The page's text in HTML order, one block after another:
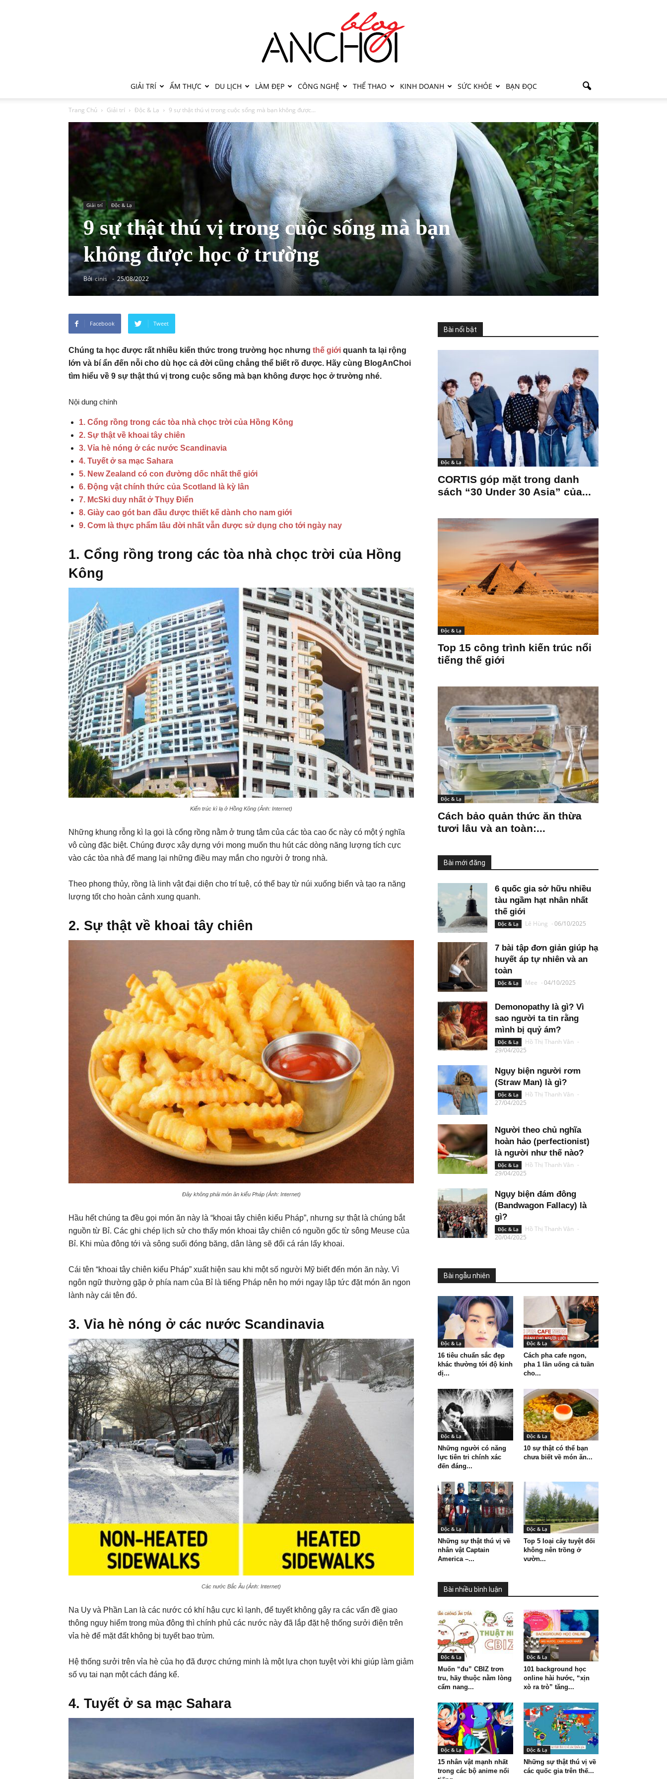
GIẢI TRÍ ẨM THỰC DU LỊCH LÀM ĐẸP CÔNG NGHỆ THỂ THAO KINH DOANH SỨC KHỎE BẠN ĐỌC
Trang Chủ Giải trí Độc & Lạ 9 sự thật thú vị trong cuộc sống mà bạn không được...
Giải trí Độc & Lạ
9 sự thật thú vị trong cuộc sống mà bạn
không được học ở trường
Bởicinis - 25/08/2022
Facebook Tweet
Chúng ta học được rất nhiều kiến ​​thức trong trường học nhưng thế giới quanh ta lại rộng
lớn và bí ẩn đến nỗi cho dù học cả đời cũng chẳng thể biết rõ được. Hãy cùng BlogAnChoi
tìm hiểu về 9 sự thật thú vị trong cuộc sống mà bạn không được học ở trường nhé.
Nội dung chính
1. Cổng rồng trong các tòa nhà chọc trời của Hồng Kông
2. Sự thật về khoai tây chiên
3. Vỉa hè nóng ở các nước Scandinavia
4. Tuyết ở sa mạc Sahara
5. New Zealand có con đường dốc nhất thế giới
6. Động vật chính thức của Scotland là kỳ lân
7. McSki duy nhất ở Thụy Điển
8. Giày cao gót ban đầu được thiết kế dành cho nam giới
9. Cơm là thực phẩm lâu đời nhất vẫn được sử dụng cho tới ngày nay
1. Cổng rồng trong các tòa nhà chọc trời của Hồng
Kông
Kiến trúc kì lạ ở Hồng Kông (Ảnh: Internet)
Những khung rỗng kì lạ gọi là cổng rồng nằm ở trung tâm của các tòa cao ốc này có một ý nghĩa
vô cùng đặc biệt. Chúng được xây dựng với mong muốn thu hút các dòng năng lượng tích cực
vào các tòa nhà để mang lại những điều may mắn cho người ở trong nhà.
Theo phong thủy, rồng là linh vật đại diện cho trí tuệ, có thể bay từ núi xuống biển và tạo ra năng
lượng tốt cho hoàn cảnh xung quanh.
2. Sự thật về khoai tây chiên
Đây không phải món ăn kiểu Pháp (Ảnh: Internet)
Hầu hết chúng ta đều gọi món ăn này là “khoai tây chiên kiểu Pháp”, nhưng sự thật là chúng bắt
nguồn từ Bỉ. Các ghi chép lịch sử cho thấy món khoai tây chiên có nguồn gốc từ sông Meuse của
Bỉ. Khi mùa đông tới và sông suối đóng băng, dân làng sẽ đổi cá rán lấy khoai.
Cái tên “khoai tây chiên kiểu Pháp” xuất hiện sau khi một số người Mỹ biết đến món ăn này. Vì
ngôn ngữ thường gặp ở phía nam của Bỉ là tiếng Pháp nên họ mới ngay lập tức đặt món ăn ngon
lành này cái tên đó.
3. Vỉa hè nóng ở các nước Scandinavia
Các nước Bắc Âu (Ảnh: Internet)
Na Uy và Phần Lan là các nước có khí hậu cực kì lạnh, để tuyết không gây ra các vấn đề giao
thông nguy hiểm trong mùa đông thì chính phủ các nước này đã lắp đặt hệ thống sưởi điện trên
vỉa hè để mặt đất không bị tuyết bao trùm.
Hệ thống sưởi trên vỉa hè của họ đã được chứng minh là một lựa chọn tuyệt vời khi giúp làm giảm
số vụ tai nạn một cách đáng kể.
4. Tuyết ở sa mạc Sahara
Bài nổi bật
Độc & Lạ
CORTIS góp mặt trong danh
sách “30 Under 30 Asia” của...
Độc & Lạ
Top 15 công trình kiến trúc nổi
tiếng thế giới
Độc & Lạ
Cách bảo quản thức ăn thừa
tươi lâu và an toàn:...
Bài mới đăng
6 quốc gia sở hữu nhiều
tàu ngầm hạt nhân nhất
thế giới
Độc & Lạ Lê Hùng -06/10/2025
7 bài tập đơn giản giúp hạ
huyết áp tự nhiên và an
toàn
Độc & Lạ Mee -04/10/2025
Demonopathy là gì? Vì
sao người ta tin rằng
mình bị quỷ ám?
Độc & Lạ Hồ Thị Thanh Vân -
29/04/2025
Ngụy biện người rơm
(Straw Man) là gì?
Độc & Lạ Hồ Thị Thanh Vân -
27/04/2025
Người theo chủ nghĩa
hoàn hảo (perfectionist)
là người như thế nào?
Độc & Lạ Hồ Thị Thanh Vân -
29/04/2025
Ngụy biện đám đông
(Bandwagon Fallacy) là
gì?
Độc & Lạ Hồ Thị Thanh Vân -
20/04/2025
Bài ngẫu nhiên
Độc & Lạ
16 tiêu chuẩn sắc đẹp
khác thường tới độ kinh
dị...
Độc & Lạ
Cách pha cafe ngon,
pha 1 lần uống cả tuần
cho...
Độc & Lạ
Những người có năng
lực tiên tri chính xác
đến đáng...
Độc & Lạ
10 sự thật có thể bạn
chưa biết về món ăn...
Độc & Lạ
Những sự thật thú vị về
nhân vật Captain
America –...
Độc & Lạ
Top 5 loại cây tuyệt đối
không nên trồng ở
vườn...
Bài nhiều bình luận
Độc & Lạ
Muốn “đu” CBIZ trơn
tru, hãy thuộc nằm lòng
cẩm nang...
Độc & Lạ
101 background học
online hài hước, “xịn
xò ra trò” tăng...
Độc & Lạ
15 nhân vật mạnh nhất
trong các bộ anime nổi
Độc & Lạ
Những sự thật thú vị về
các quốc gia trên thế...